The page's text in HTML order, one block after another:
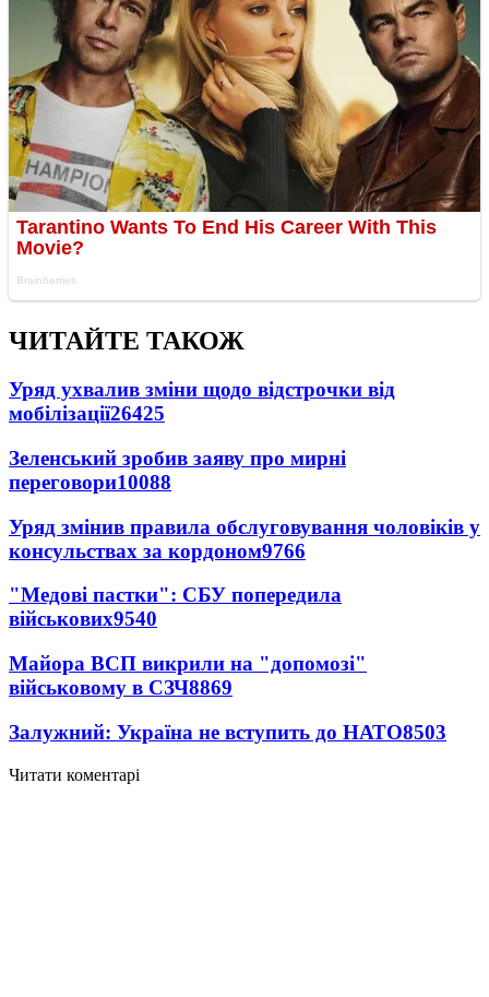
ЧИТАЙТЕ ТАКОЖ
Уряд ухвалив зміни щодо відстрочки від
мобілізації26425
Зеленський зробив заяву про мирні
переговори10088
Уряд змінив правила обслуговування чоловіків у
консульствах за кордоном9766
"Медові пастки": СБУ попередила
військових9540
Майора ВСП викрили на "допомозі"
військовому в СЗЧ8869
Залужний: Україна не вступить до НАТО8503
Читати коментарі